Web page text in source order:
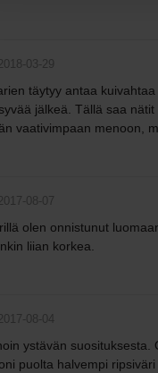
03-29
täytyy antaa
jälkeä. Tällä saa
vaativimpaan menoon,
08-07
olen onnistunut
liian korkea.
08-04
ystävän
puolta halvempi